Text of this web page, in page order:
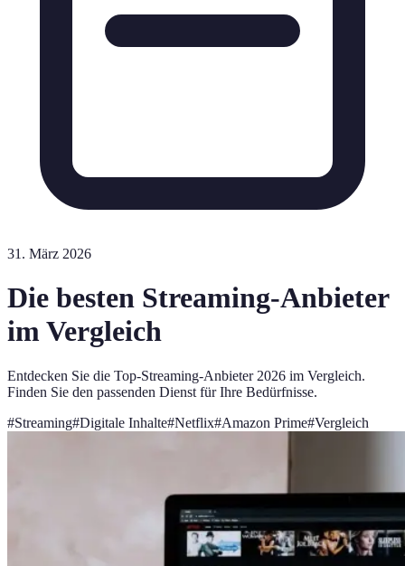
31. März 2026
Die besten Streaming-Anbieter
im Vergleich
Entdecken Sie die Top-Streaming-Anbieter 2026 im Vergleich.
Finden Sie den passenden Dienst für Ihre Bedürfnisse.
#Streaming#Digitale Inhalte#Netflix#Amazon Prime#Vergleich